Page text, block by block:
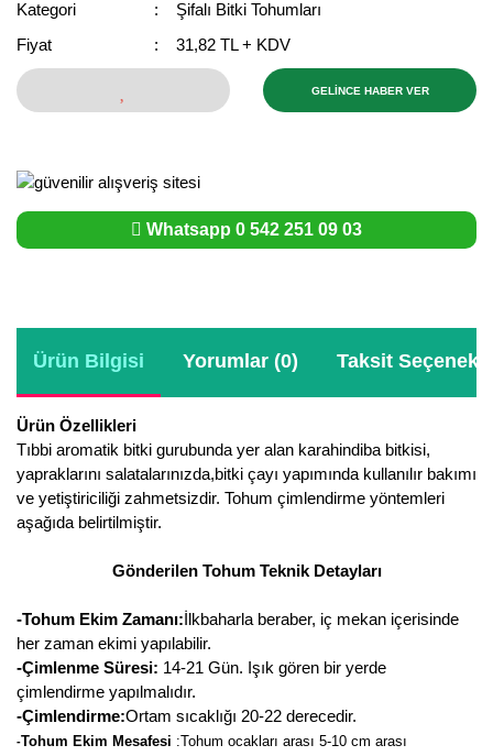
Kategori
Şifalı Bitki Tohumları
Fiyat
31,82 TL + KDV
GELİNCE HABER VER
Whatsapp 0 542 251 09 03
Ürün Bilgisi Yorumlar (0) Taksit
Ürün Özellikleri
Tıbbi aromatik bitki gurubunda yer alan karahindiba bitkisi,
yapraklarını salatalarınızda,bitki çayı yapımında kullanılır bakımı
ve yetiştiriciliği zahmetsizdir. Tohum çimlendirme yöntemleri
aşağıda belirtilmiştir.
Gönderilen Tohum Teknik Detayları
-Tohum Ekim Zamanı:İlkbaharla beraber, iç mekan içerisinde
her zaman ekimi yapılabilir.
-Çimlenme Süresi: 14-21 Gün. Işık gören bir yerde
çimlendirme yapılmalıdır.
-Çimlendirme:Ortam sıcaklığı 20-22 derecedir.
-Tohum Ekim Mesafesi :Tohum ocakları arası 5-10 cm arası
Bektaşi Üzümü Fidanı
Böğürtlen Fidanı
Ceviz Fidanı
Elma Fidanı
Fidan Anaçları ve Aşı Kalemleri
Fındık Fidanı
Frenk Üzümü Fidanı
Girebolu Fidanı
İncir Fidanı
Kapari Gebre Otu Fidanı
Kayısı Fidanı
Nostaljik Güller
Peyzaj Gülleri
Sarmaşık(Çardak) Gül Fidanları
Ters Lale Soğanı
Yılbaşı Gülü Çiçeği
Zambak Soğanı